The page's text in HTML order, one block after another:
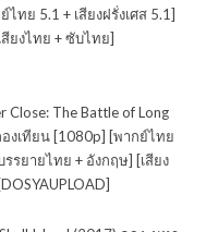
ทย 5.1 + เสียงฝรั่งเศส 5.1]
ยงไทย + ซับไทย]
Close: The Battle of Long
งเทียน [1080p] [พากย์ไทย
รรยายไทย + อังกฤษ] [เสียง